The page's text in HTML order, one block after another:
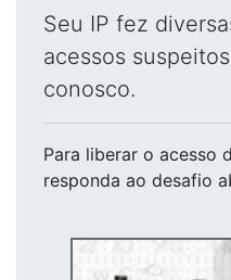
Seu IP fez
acessos
conosco.
Para liberar o acesso
responda ao desafio